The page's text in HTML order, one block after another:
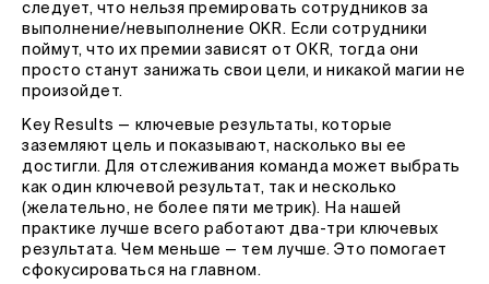
следует, что нельзя премировать сотрудников за
выполнение/невыполнение OKR. Если сотрудники
поймут, что их премии зависят от ОКR, тогда они
просто станут занижать свои цели, и никакой магии не
произойдет.
Key Results — ключевые результаты, которые
заземляют цель и показывают, насколько вы ее
достигли. Для отслеживания команда может выбрать
как один ключевой результат, так и несколько
(желательно, не более пяти метрик). На нашей
практике лучше всего работают два-три ключевых
результата. Чем меньше — тем лучше. Это помогает
сфокусироваться на главном.